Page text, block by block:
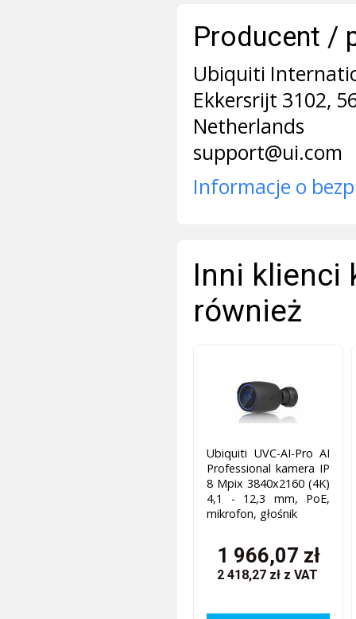
Producent /
Ubiquiti
Ekkersrijt 3102,
Netherlands
support@ui.com
Informacje o
Inni klienci
również
Ubiquiti UVC-AI-Pro AI
Professional kamera IP
8 Mpix 3840x2160 (4K)
4,1 - 12,3 mm, PoE,
mikrofon, głośnik
1 966,07 zł
2 418,27 zł z VAT